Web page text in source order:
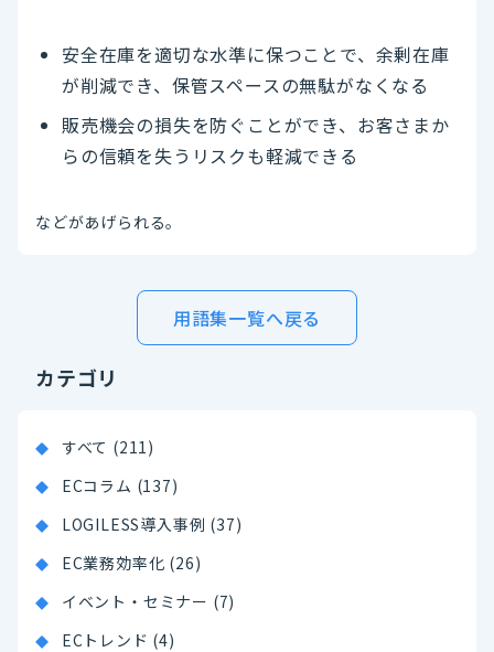
安全在庫を適切な水準に保つことで、余剰在庫
が削減でき、保管スペースの無駄がなくなる
販売機会の損失を防ぐことができ、お客さまか
らの信頼を失うリスクも軽減できる
などがあげられる。
用語集一覧へ戻る
カテゴリ
すべて (211)
ECコラム (137)
LOGILESS導入事例 (37)
EC業務効率化 (26)
イベント・セミナー (7)
ECトレンド (4)